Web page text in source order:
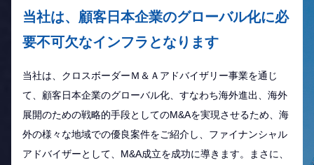
当社は、顧客日本企業のグローバル化に必
要不可欠なインフラとなります
当社は、クロスボーダーＭ＆Ａアドバイザリー事業を通じ
て、顧客日本企業のグローバル化、すなわち海外進出、海外
展開のための戦略的手段としてのM&Aを実現させるため、海
外の様々な地域での優良案件をご紹介し、ファイナンシャル
アドバイザーとして、M&A成立を成功に導きます。まさに、